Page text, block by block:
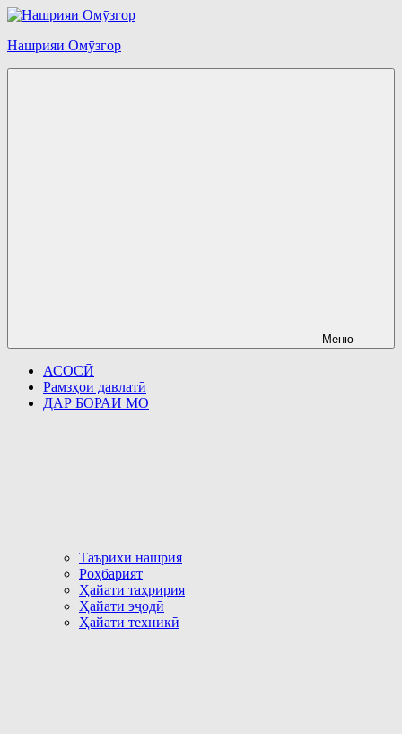
Перейти
содержимому
Нашрияи Омӯзгор
Меню
АСОСӢ
Рамзҳои давлатӣ
ДАР БОРАИ МО
Таърихи нашрия
Роҳбарият
Ҳайати таҳририя
Ҳайати эҷодӣ
Ҳайати техникӣ